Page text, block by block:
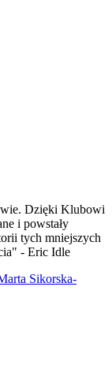
Dzięki Klubowi
i powstały
tych mniejszych
- Eric Idle
Sikorska-